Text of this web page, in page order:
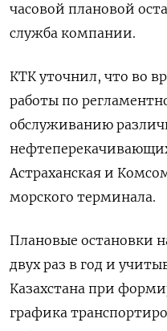
часовой плановой
служба компании.
КТК уточнил, что во
работы по
обслуживанию
Астраханская и
морского терминала.
Плановые остановки
двух раз в год и
Казахстана при
графика